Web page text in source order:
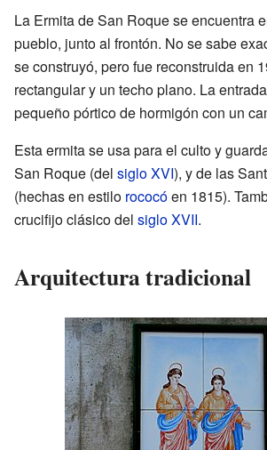
La Ermita de San Roque se encuentra
pueblo, junto al frontón. No se sabe
se construyó, pero fue reconstruida en
rectangular y un techo plano. La
pequeño pórtico de hormigón con un
Esta ermita se usa para el culto y
San Roque (del siglo XVI), y de las
(hechas en estilo rococóen 1815).
crucifijo clásico del siglo XVII.
Arquitectura tradicional